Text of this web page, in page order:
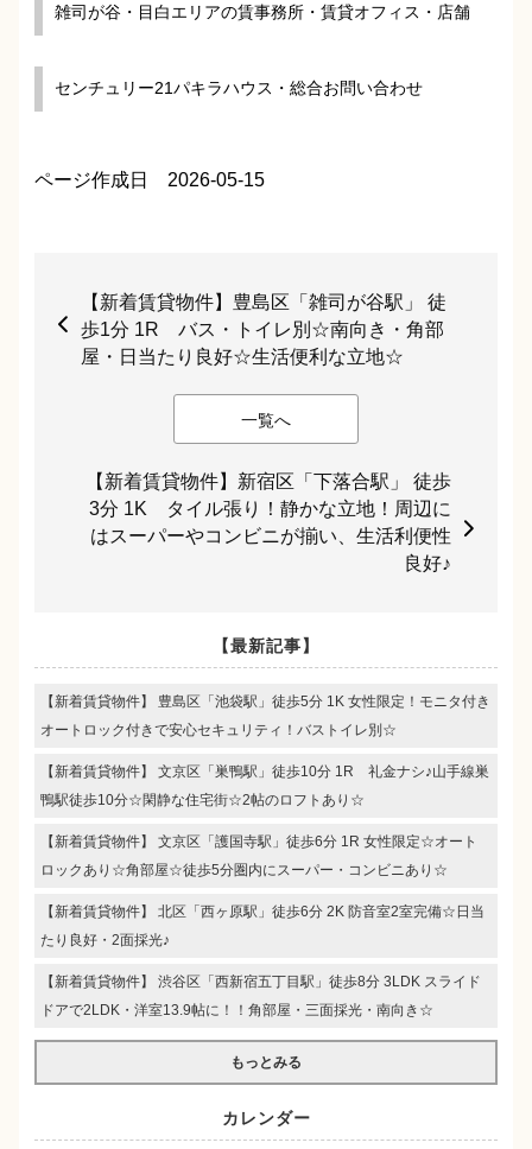
雑司が谷・目白エリアの賃事務所・賃貸オフィス・店舗
センチュリー21パキラハウス・総合お問い合わせ
ページ作成日 2026-05-15
【新着賃貸物件】豊島区「雑司が谷駅」 徒
歩1分 1R バス・トイレ別☆南向き・角部
屋・日当たり良好☆生活便利な立地☆
一覧へ
【新着賃貸物件】新宿区「下落合駅」 徒歩
3分 1K タイル張り！静かな立地！周辺に
はスーパーやコンビニが揃い、生活利便性
良好♪
【最新記事】
【新着賃貸物件】 豊島区「池袋駅」徒歩5分 1K 女性限定！モニタ付き
オートロック付きで安心セキュリティ！バストイレ別☆
【新着賃貸物件】 文京区「巣鴨駅」徒歩10分 1R 礼金ナシ♪山手線巣
鴨駅徒歩10分☆閑静な住宅街☆2帖のロフトあり☆
【新着賃貸物件】 文京区「護国寺駅」徒歩6分 1R 女性限定☆オート
ロックあり☆角部屋☆徒歩5分圏内にスーパー・コンビニあり☆
【新着賃貸物件】 北区「西ヶ原駅」徒歩6分 2K 防音室2室完備☆日当
たり良好・2面採光♪
【新着賃貸物件】 渋谷区「西新宿五丁目駅」徒歩8分 3LDK スライド
ドアで2LDK・洋室13.9帖に！！角部屋・三面採光・南向き☆
もっとみる
カレンダー